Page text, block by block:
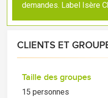
demandes. Label Isère
CLIENTS ET
Taille des groupes
15 personnes